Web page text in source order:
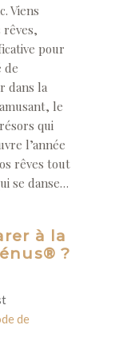
Viens
rêves,
pour
de
dans la
le
qui
l’année
rêves tout
se danse…
à la
?
de